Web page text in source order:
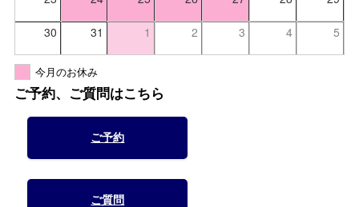
30 31 1 2 3 4 5
今月のお休み
ご予約、ご質問はこちら
ご予約
ご質問